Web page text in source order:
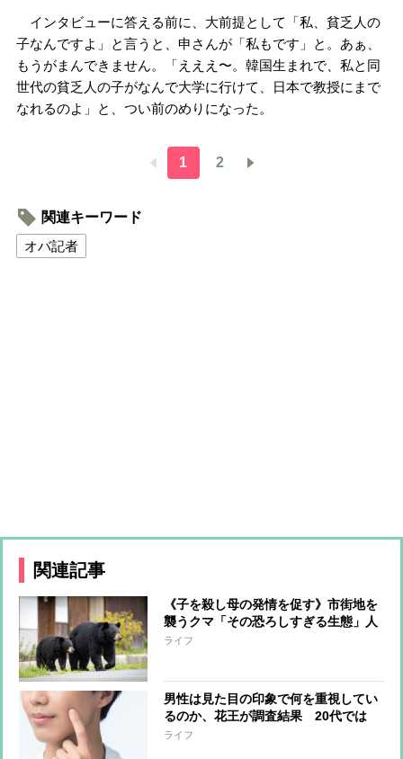
インタビューに答える前に、大前提として「私、貧乏人の
子なんですよ」と言うと、申さんが「私もです」と。あぁ、
もうがまんできません。「えええ〜。韓国生まれで、私と同
世代の貧乏人の子がなんで大学に行けて、日本で教授にまで
なれるのよ」と、つい前のめりになった。
1 2
関連キーワード
オバ記者
関連記事
《子を殺し母の発情を促す》市街地を
襲うクマ「その恐ろしすぎる生態」人
里に出没した個体は「必ず捕殺しなけ
ライフ
男性は見た目の印象で何を重視してい
るのか、花王が調査結果 20代では
「肌」が異性から褒められたい要素1
ライフ